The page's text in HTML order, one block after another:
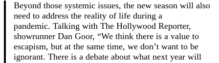
Beyond those systemic issues, the new season will also
need to address the reality of life during a
pandemic. Talking with The Hollywood Reporter,
showrunner Dan Goor, “We think there is a value to
escapism, but at the same time, we don’t want to be
ignorant. There is a debate about what next year will